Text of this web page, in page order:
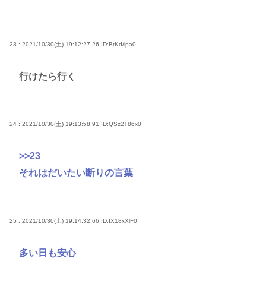
23 : 2021/10/30(土) 19:12:27.26 ID:BtKd/ipa0
行けたら行く
24 : 2021/10/30(土) 19:13:58.91 ID:QSz2T86x0
>>23
それはだいたい断りの言葉
25 : 2021/10/30(土) 19:14:32.66 ID:IX18xXlF0
多い日も安心